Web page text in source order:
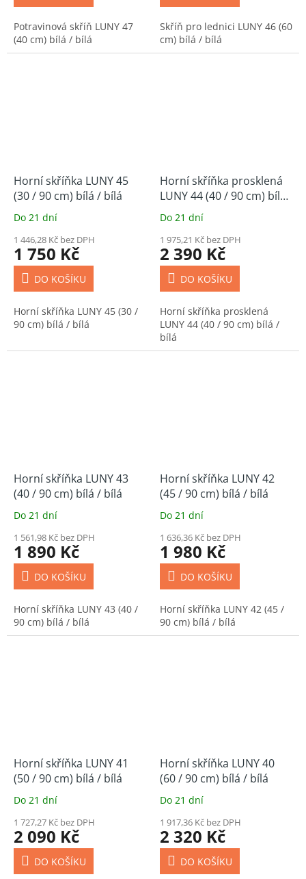
Potravinová skříň LUNY 47
(40 cm) bílá / bílá
Skříň pro lednici LUNY 46 (60
cm) bílá / bílá
Horní skříňka LUNY 45
(30 / 90 cm) bílá / bílá
Do 21 dní
1 446,28 Kč bez DPH
1 750 Kč
DO KOŠÍKU
Horní skříňka LUNY 45 (30 /
90 cm) bílá / bílá
Horní skříňka prosklená
LUNY 44 (40 / 90 cm) bílá
/ bílá
Do 21 dní
1 975,21 Kč bez DPH
2 390 Kč
DO KOŠÍKU
Horní skříňka prosklená
LUNY 44 (40 / 90 cm) bílá /
bílá
Horní skříňka LUNY 43
(40 / 90 cm) bílá / bílá
Do 21 dní
1 561,98 Kč bez DPH
1 890 Kč
DO KOŠÍKU
Horní skříňka LUNY 43 (40 /
90 cm) bílá / bílá
Horní skříňka LUNY 42
(45 / 90 cm) bílá / bílá
Do 21 dní
1 636,36 Kč bez DPH
1 980 Kč
DO KOŠÍKU
Horní skříňka LUNY 42 (45 /
90 cm) bílá / bílá
Horní skříňka LUNY 41
(50 / 90 cm) bílá / bílá
Do 21 dní
1 727,27 Kč bez DPH
2 090 Kč
DO KOŠÍKU
Horní skříňka LUNY 40
(60 / 90 cm) bílá / bílá
Do 21 dní
1 917,36 Kč bez DPH
2 320 Kč
DO KOŠÍKU